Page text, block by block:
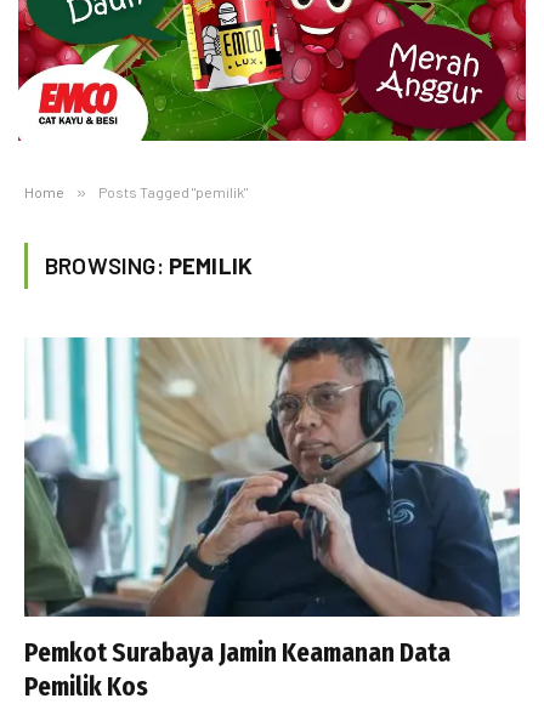
Home » Posts Tagged "pemilik"
BROWSING: PEMILIK
Pemkot Surabaya Jamin Keamanan Data
Pemilik Kos